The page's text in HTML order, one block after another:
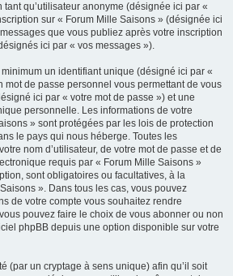
qu’utilisateur anonyme (désignée ici par «
sur « Forum Mille Saisons » (désignée ici
que vous publiez après votre inscription
ici par « vos messages »).
un identifiant unique (désigné ici par «
mot de passe personnel vous permettant de vous
ici par « votre mot de passe ») et une
personnelle. Les informations de votre
» sont protégées par les lois de protection
le pays qui nous héberge. Toutes les
nom d’utilisateur, de votre mot de passe et de
requis par « Forum Mille Saisons »
sont obligatoires ou facultatives, à la
». Dans tous les cas, vous pouvez
de votre compte vous souhaitez rendre
pouvez faire le choix de vous abonner ou non
phpBB depuis une option disponible sur votre
(par un cryptage à sens unique) afin qu’il soit